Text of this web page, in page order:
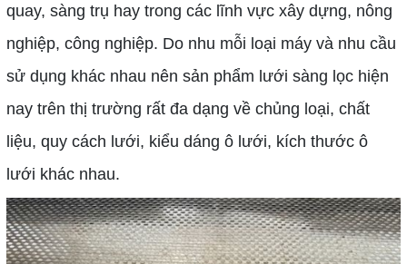
quay, sàng trụ hay trong các lĩnh vực xây dựng, nông
nghiệp, công nghiệp. Do nhu mỗi loại máy và nhu cầu
sử dụng khác nhau nên sản phẩm lưới sàng lọc hiện
nay trên thị trường rất đa dạng về chủng loại, chất
liệu, quy cách lưới, kiểu dáng ô lưới, kích thước ô
lưới khác nhau.